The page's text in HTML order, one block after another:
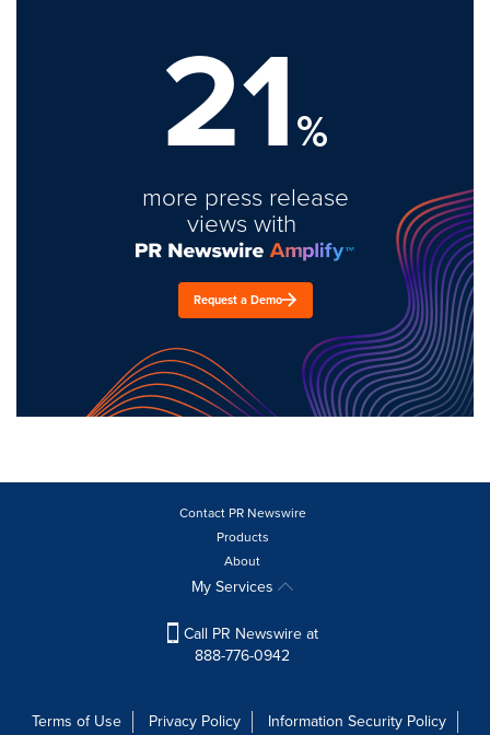
21%
more press release
views with
Request a Demo
Contact PR Newswire
Products
About
My Services
Call PR Newswire at
888-776-0942
Terms of Use Privacy Policy Information Security Policy